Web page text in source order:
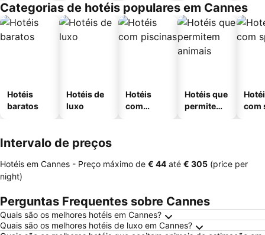
Categorias de hotéis populares em Cannes
Hotéis
baratos
Hotéis de
luxo
Hotéis
com
Hotéis que
permitem
com
Intervalo de preços
Hotéis em Cannes - Preço máximo de ‎€ 44 até ‎€ 305 (price per
night)
Perguntas Frequentes sobre Cannes
Quais são os melhores hotéis em Cannes?
Quais são os melhores hotéis de luxo em Cannes?